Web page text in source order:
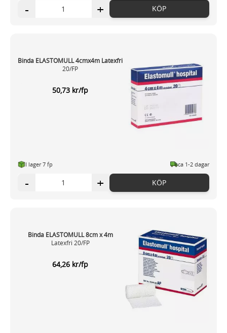
- + KÖP
Binda ELASTOMULL 4cmx4m Latexfri
20/FP
50,73 kr/fp
I lager 7 fp ca 1-2 dagar
- + KÖP
Binda ELASTOMULL 8cm x 4m
Latexfri 20/FP
64,26 kr/fp